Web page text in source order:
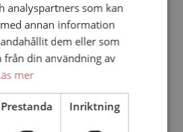
höga krav på att
och trivas på sina jobb. Så
att det är självklart att
förutsättningar för det.
analyspartners som kan
annan information
dem eller som
från din användning av
mer
Prestanda Inriktning